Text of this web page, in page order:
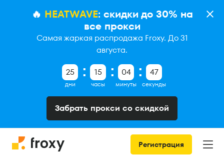
🔥 HEATWAVE: скидки до 30% на
все прокси
Самая жаркая распродажа Froxy. До 31
августа.
25
дни
15
часы
04
минуты
46
секунды
Забрать прокси со скидкой
Регистрация